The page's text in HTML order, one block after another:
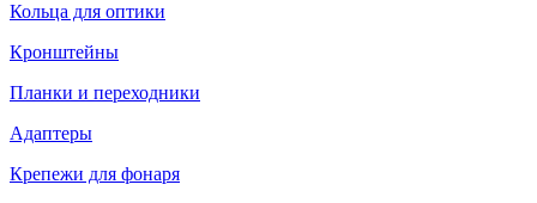
Кольца для оптики
Кронштейны
Планки и переходники
Адаптеры
Крепежи для фонаря